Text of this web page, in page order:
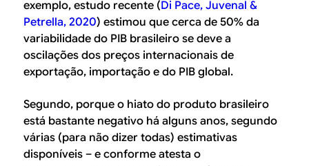
exemplo, estudo recente (Di Pace, Juvenal &
Petrella, 2020) estimou que cerca de 50% da
variabilidade do PIB brasileiro se deve a
oscilações dos preços internacionais de
exportação, importação e do PIB global.
Segundo, porque o hiato do produto brasileiro
está bastante negativo há alguns anos, segundo
várias (para não dizer todas) estimativas
disponíveis – e conforme atesta o